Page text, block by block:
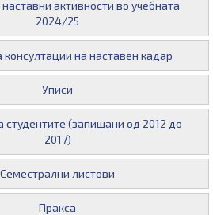
активности во учебната
2024/25
консултации на наставен кадар
Уписи
студентите (запишани од 2012 до
2017)
Семестрални листови
Пракса